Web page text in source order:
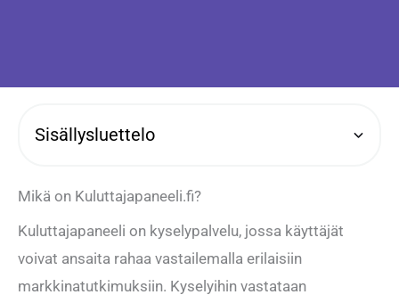
Sisällysluettelo
Mikä on Kuluttajapaneeli.fi?
Kuluttajapaneeli on kyselypalvelu, jossa käyttäjät
voivat ansaita rahaa vastailemalla erilaisiin
markkinatutkimuksiin. Kyselyihin vastataan